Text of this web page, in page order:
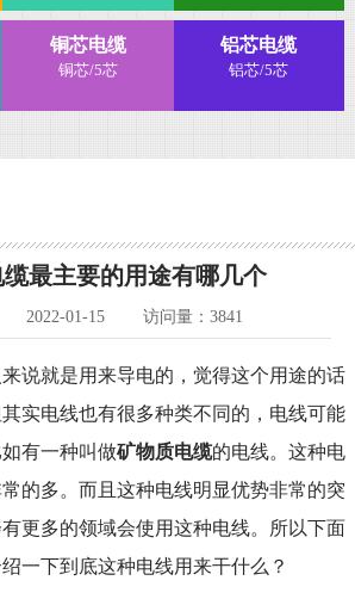
铜芯电缆
铜芯/5芯
铝芯电缆
铝芯/5芯
最主要的用途有哪几个
2022-01-15 访问量：3841
就是用来导电的，觉得这个用途的话
实电线也有很多种类不同的，电线可能
有一种叫做矿物质电缆的电线。这种电
的多。而且这种电线明显优势非常的突
更多的领域会使用这种电线。所以下面
一下到底这种电线用来干什么？